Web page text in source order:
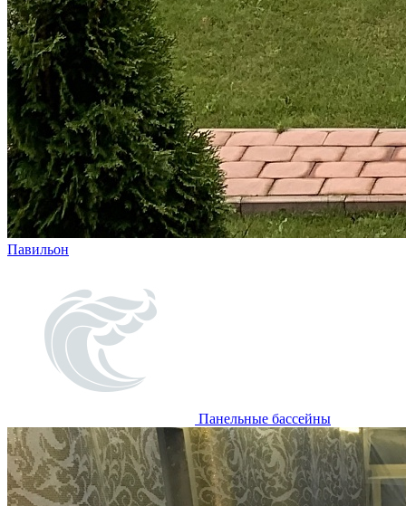
Павильон
Панельные бассейны